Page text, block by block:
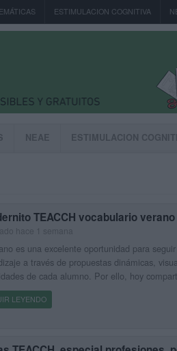
ESTIMULACION COGNITIVA
NEAE ESTIMULACION
TEACCH vocabulario verano
es una excelente oportunidad para
a través de propuestas dinámicas,
de cada alumno. Por ello, hoy
LEYENDO